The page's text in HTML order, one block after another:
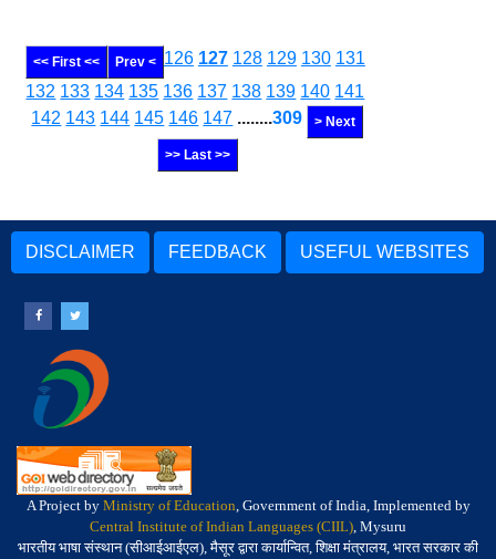
<< First << Prev < 126 127 128 129 130 131
132 133 134 135 136 137 138 139 140 141
142 143 144 145 146 147 ........309 > Next
>> Last >>
DISCLAIMER FEEDBACK USEFUL WEBSITES
A Project by Ministry of Education, Government of India, Implemented by
Central Institute of Indian Languages (CIIL), Mysuru
भारतीय भाषा संस्थान (सीआईआईएल), मैसूर द्वारा कार्यान्वित, शिक्षा मंत्रालय, भारत सरकार की